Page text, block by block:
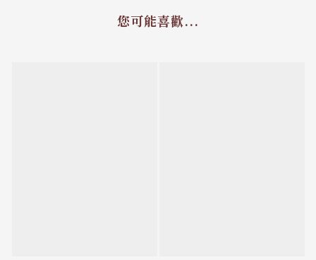
您可能喜歡...